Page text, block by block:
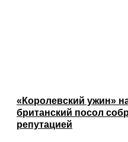
«Королевский ужин»
британский посол
репутацией